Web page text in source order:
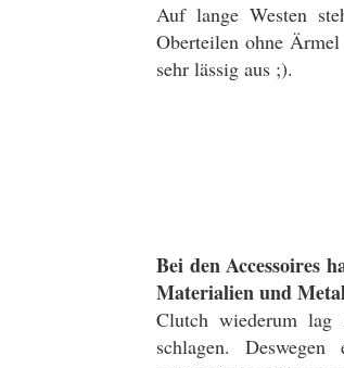
Auf lange Westen
Oberteilen ohne
sehr lässig aus ;).
Bei den Accessoires
Materialien und
Clutch wiederum
schlagen.